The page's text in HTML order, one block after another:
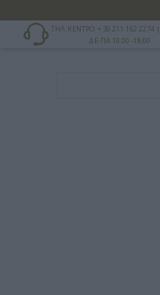
ΤΗΛ. ΚΕΝΤΡΟ: + 30 211 182 2274
ΔΕ-ΠΑ 10:00 -18:00